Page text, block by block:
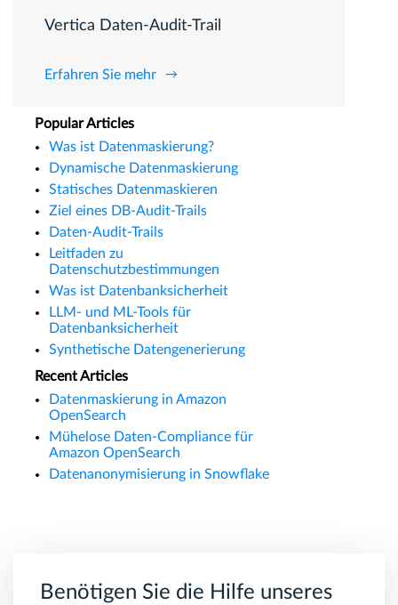
Vertica Daten-Audit-Trail
Erfahren Sie mehr
Popular Articles
Was ist Datenmaskierung?
Dynamische Datenmaskierung
Statisches Datenmaskieren
Ziel eines DB-Audit-Trails
Daten-Audit-Trails
Leitfaden zu
Datenschutzbestimmungen
Was ist Datenbanksicherheit
LLM- und ML-Tools für
Datenbanksicherheit
Synthetische Datengenerierung
Recent Articles
Datenmaskierung in Amazon
OpenSearch
Mühelose Daten-Compliance für
Amazon OpenSearch
Datenanonymisierung in Snowflake
Benötigen Sie die Hilfe unseres